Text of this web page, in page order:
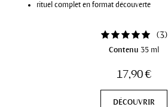
rituel complet en format découverte
(3)
Contenu 35 ml
17,90 €
DÉCOUVRIR